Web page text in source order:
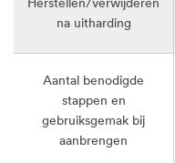
Herstellen/verwijderen
na uitharding
Aantal benodigde
stappen en
gebruiksgemak bij
aanbrengen